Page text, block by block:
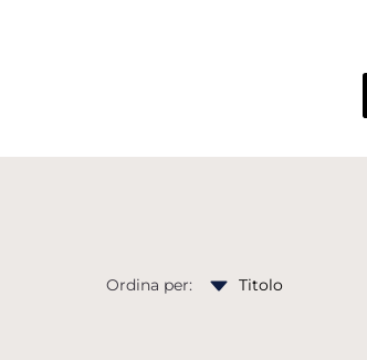
Ordina per: